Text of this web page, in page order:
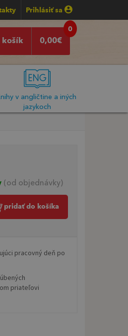
Prihlásiť sa
0
0,00€
košík
v angličtine a iných
jazykoch
(od objednávky)
pridať do košíka
pracovný deň po
priateľovi